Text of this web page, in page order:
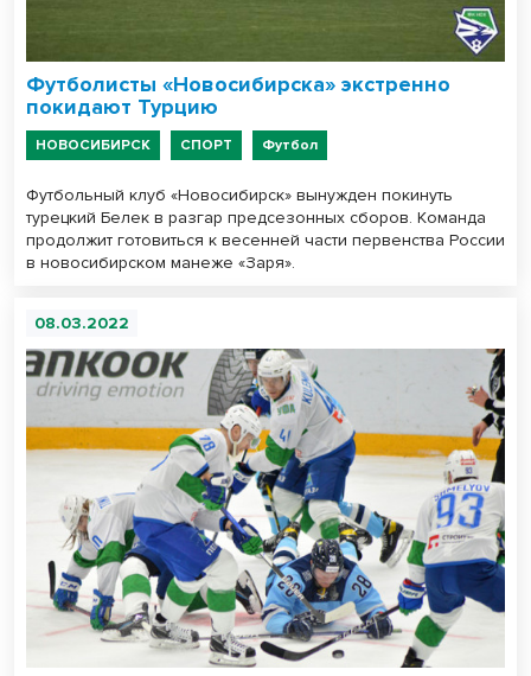
Футболисты «Новосибирска» экстренно
покидают Турцию
НОВОСИБИРСК СПОРТ Футбол
Футбольный клуб «Новосибирск» вынужден покинуть
турецкий Белек в разгар предсезонных сборов. Команда
продолжит готовиться к весенней части первенства России
в новосибирском манеже «Заря».
08.03.2022